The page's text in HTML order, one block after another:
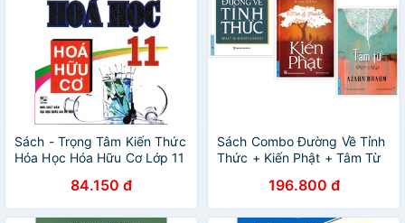
Sách - Trọng Tâm Kiến Thức
Hóa Học Hóa Hữu Cơ Lớp 11
84.150 đ
Sách Combo Đường Về Tỉnh
Thức + Kiến Phật + Tâm Từ
196.800 đ